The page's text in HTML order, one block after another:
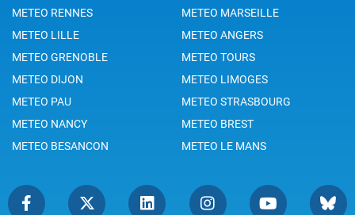
METEO RENNES
METEO MARSEILLE
METEO LILLE
METEO ANGERS
METEO GRENOBLE
METEO TOURS
METEO DIJON
METEO LIMOGES
METEO PAU
METEO STRASBOURG
METEO NANCY
METEO BREST
METEO BESANCON
METEO LE MANS